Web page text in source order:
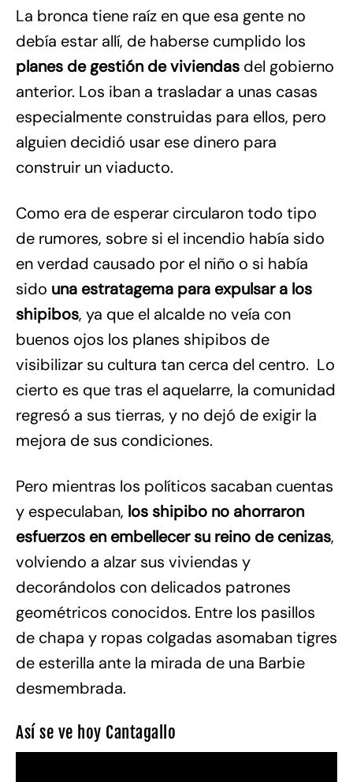
La bronca tiene raíz en que esa gente no
debía estar allí, de haberse cumplido los
planes de gestión de viviendas del gobierno
anterior. Los iban a trasladar a unas casas
especialmente construidas para ellos, pero
alguien decidió usar ese dinero para
construir un viaducto.
Como era de esperar circularon todo tipo
de rumores, sobre si el incendio había sido
en verdad causado por el niño o si había
sido una estratagema para expulsar a los
shipibos, ya que el alcalde no veía con
buenos ojos los planes shipibos de
visibilizar su cultura tan cerca del centro. Lo
cierto es que tras el aquelarre, la comunidad
regresó a sus tierras, y no dejó de exigir la
mejora de sus condiciones.
Pero mientras los políticos sacaban cuentas
y especulaban, los shipibo no ahorraron
esfuerzos en embellecer su reino de cenizas,
volviendo a alzar sus viviendas y
decorándolos con delicados patrones
geométricos conocidos. Entre los pasillos
de chapa y ropas colgadas asomaban tigres
de esterilla ante la mirada de una Barbie
desmembrada.
Así se ve hoy Cantagallo